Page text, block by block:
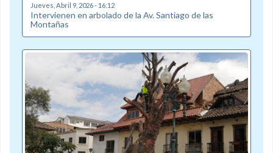
Jueves, Abril 9, 2026 - 16:12
Intervienen en arbolado de la Av. Santiago de las
Montañas